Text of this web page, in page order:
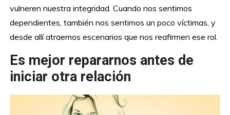
vulneren nuestra integridad. Cuando nos sentimos
dependientes, también nos sentimos un poco víctimas, y
desde allí atraemos escenarios que nos reafirmen ese rol.
Es mejor repararnos antes de
iniciar otra relación